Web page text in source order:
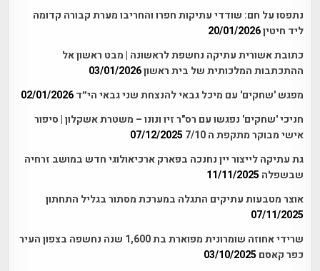
נתפסו על חם: שודדי עתיקות חפרו והחריבו מערת קבורה קדומה
ליד חיטין20/01/2026
כתובת אשורית עתיקה נחשפת לראשונה | מבט ראשון אל
ההתכתבות המלכותית של בית ראשון03/01/2026
מפגש 'שחקים' עם מיכל גבאי להנצחת שני גבאי הי״ד 02/01/2026
חניכי 'שחקים' נפגשו עם רס"ר זיו ונונו – משטרת אשקלון | סיפור
אישי מבוקר מתקפת ה 7/10
07/12/2025
גת עתיקה לייצור יין נחנכה בפארק ארכיאולוגי חדש במושב זרחיה
שבשפלה 11/11/2025
אוצר מטבעות עתיקים התגלה במערכת מסתור בגליל התחתון
07/11/2025
שרידי אחוזה שומרונית מפוארת בת 1,600 שנה נחשפה בצפון העיר
כפר קאסם 03/10/2025